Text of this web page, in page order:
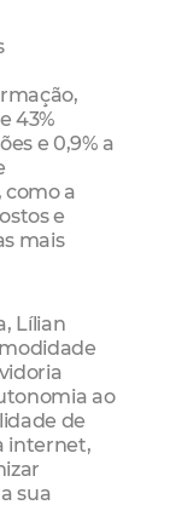
43%
e 0,9% a
como a
e
mais
Lílian
ao
de
internet,
sua